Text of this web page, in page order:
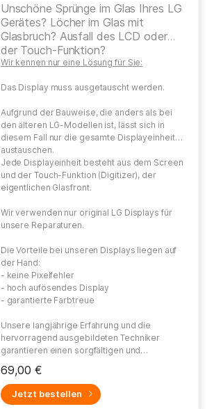
Unschöne Sprünge im Glas Ihres LG
Gerätes? Löcher im Glas mit
Glasbruch? Ausfall des LCD oder
der Touch-Funktion?
Wir kennen nur eine Lösung für Sie:
Das Display muss ausgetauscht werden.
Aufgrund der Bauweise, die anders als bei
den älteren LG-Modellen ist, lässt sich in
diesem Fall nur die gesamte Displayeinheit
austauschen.
Jede Displayeinheit besteht aus dem Screen
und der Touch-Funktion (Digitizer), der
eigentlichen Glasfront.
Wir verwenden nur original LG Displays für
unsere Reparaturen.
Die Vorteile bei unseren Displays liegen auf
der Hand:
- keine Pixelfehler
- hoch aufösendes Display
- garantierte Farbtreue
Unsere langjährige Erfahrung und die
hervorragend ausgebildeten Techniker
garantieren einen sorgfältigen und
Ihres defekten Gerätes.
69,00 €
Jetzt bestellen